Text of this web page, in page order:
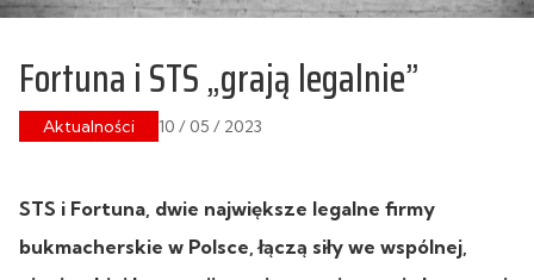
Fortuna i STS „grają legalnie”
Aktualności 10 / 05 / 2023
STS i Fortuna, dwie największe legalne firmy
bukmacherskie w Polsce, łączą siły we wspólnej,